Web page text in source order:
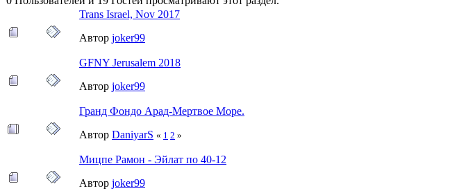
Trans Israel, Nov 2017
Автор joker99
GFNY Jerusalem 2018
Автор joker99
Гранд Фондо Арад-Мертвое Море.
Автор DaniyarS « 1 2 »
Мицпе Рамон - Эйлат по 40-12
Автор joker99